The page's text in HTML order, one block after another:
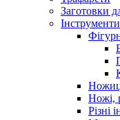
Заготовки
Ножі,
Різні